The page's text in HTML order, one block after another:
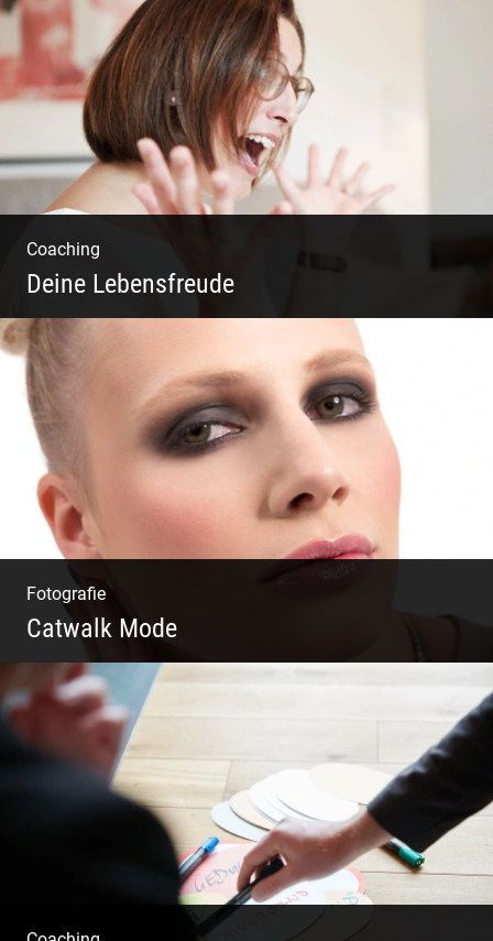
Coaching
Deine Lebensfreude
Einzel Coaching – Wir erobern DEIN Leben
zurück
Fotografie
Catwalk Mode
Catwalk Mode Fotografie